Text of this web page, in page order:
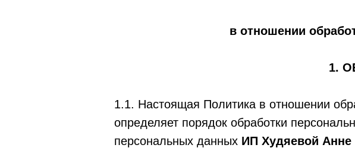
в отношении
1.
1.1. Настоящая Политика в отношении
определяет порядок обработки
персональных данных ИП Худяевой